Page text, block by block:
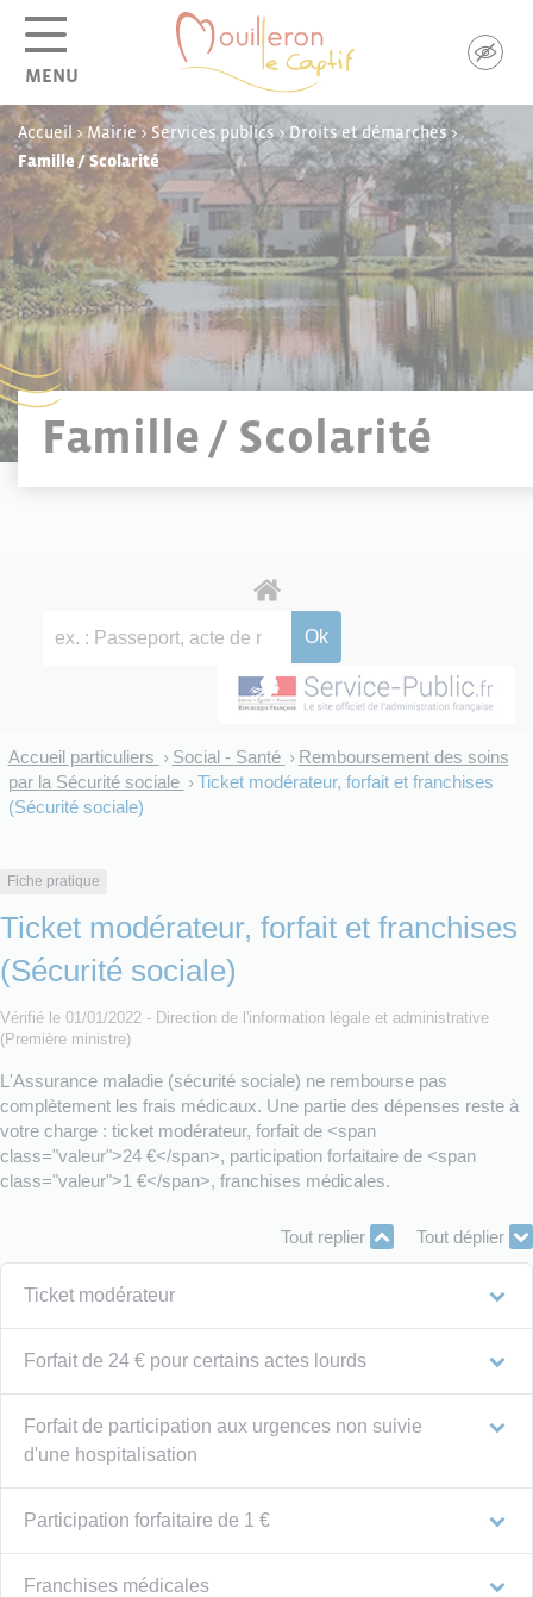
MENU
Accueil >Mairie> Services publics>Droits et démarches>
Famille / Scolarité
Famille / Scolarité
Accueil particuliers > Social - Santé > Remboursement des soins
par la Sécurité sociale > Ticket modérateur, forfait et franchises
(Sécurité sociale)
Fiche pratique
Ticket modérateur, forfait et franchises
(Sécurité sociale)
Vérifié le 01/01/2022 - Direction de l'information légale et administrative
(Première ministre)
L'Assurance maladie (sécurité sociale) ne rembourse pas
complètement les frais médicaux. Une partie des dépenses reste à
votre charge : ticket modérateur, forfait de <span
class="valeur">24 €</span>, participation forfaitaire de <span
class="valeur">1 €</span>, franchises médicales.
Tout replier Tout déplier
Ticket modérateur
Forfait de 24 € pour certains actes lourds
Forfait de participation aux urgences non suivie
d'une hospitalisation
Participation forfaitaire de 1 €
Franchises médicales
Panneau de gestion des cookies